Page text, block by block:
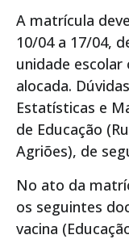
A matrícula
10/04 a 17/04,
unidade escolar
alocada.
Estatísticas e
de Educação
Agriões), de
No ato da
os seguintes
vacina